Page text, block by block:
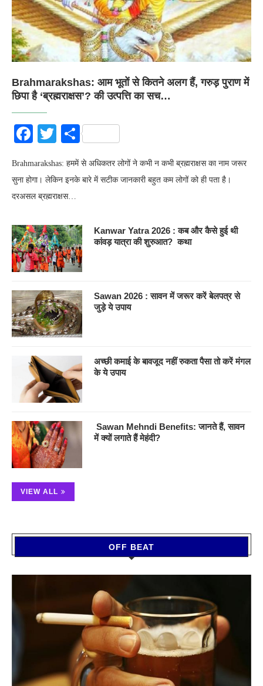
Brahmarakshas: आम भूतों से कितने अलग हैं, गरुड़ पुराण में
छिपा है ‘ब्रह्मराक्षस’? की उत्पत्ति का सच…
Facebook
Twitter
Share
Brahmarakshas: हममें से अधिकतर लोगों ने कभी न कभी ब्रह्मराक्षस का नाम जरूर
सुना होगा। लेकिन इनके बारे में सटीक जानकारी बहुत कम लोगों को ही पता है।
दरअसल ब्रह्मराक्षस…
Kanwar Yatra 2026 : कब और कैसे हुई थी
कांवड़ यात्रा की शुरुआत? कथा
Sawan 2026 : सावन में जरूर करें बेलपत्र से
जुड़े ये उपाय
अच्छी कमाई के बावजूद नहीं रुकता पैसा तो करें मंगल
के ये उपाय
Sawan Mehndi Benefits: जानते हैं, सावन
में क्यों लगाते हैं मेहंदी?
VIEW ALL
OFF BEAT